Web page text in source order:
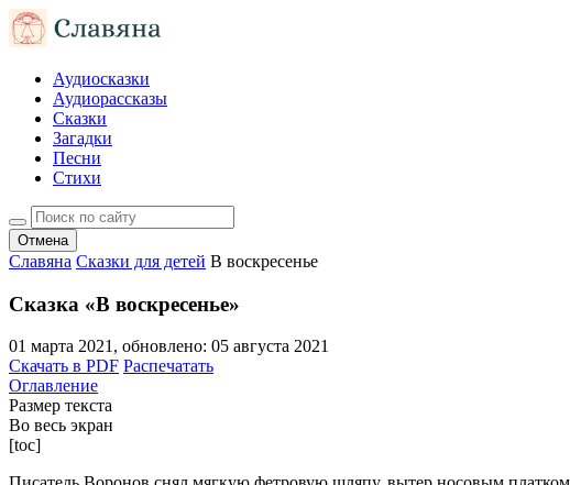
Аудиосказки
Аудиорассказы
Сказки
Загадки
Песни
Стихи
Отмена
Славяна Сказки для детей В воскресенье
Сказка «В воскресенье»
01 марта 2021, обновлено: 05 августа 2021
Скачать в PDF Распечатать
Оглавление
Размер текста
Во весь экран
[toc]